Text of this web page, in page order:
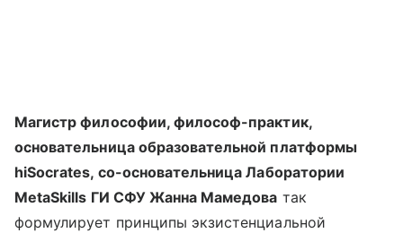
Магистр философии, философ-практик,
основательница образовательной платформы
hiSocrates, со-основательница Лаборатории
MetaSkills ГИ СФУ Жанна Мамедова так
формулирует принципы экзистенциальной